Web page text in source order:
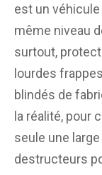
est un véhicule
même niveau
surtout,
lourdes
blindés de
la réalité, pour
seule une
destructeurs